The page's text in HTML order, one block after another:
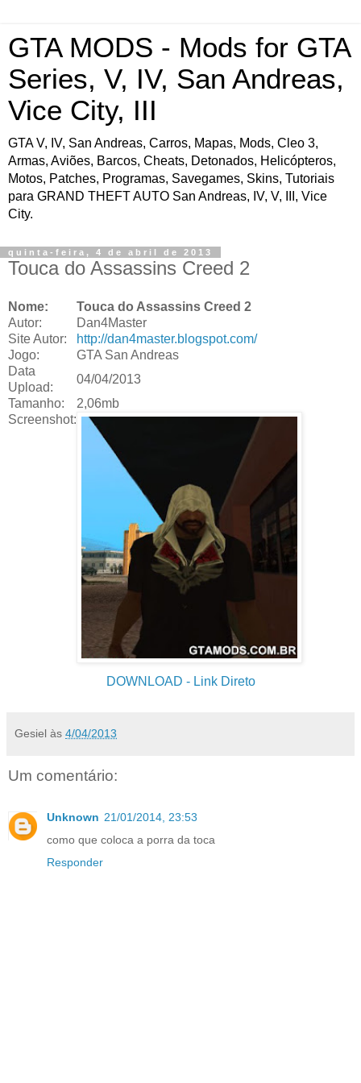
GTA MODS - Mods for GTA
Series, V, IV, San Andreas,
Vice City, III
GTA V, IV, San Andreas, Carros, Mapas, Mods, Cleo 3,
Armas, Aviões, Barcos, Cheats, Detonados, Helicópteros,
Motos, Patches, Programas, Savegames, Skins, Tutoriais
para GRAND THEFT AUTO San Andreas, IV, V, III, Vice
City.
quinta-feira, 4 de abril de 2013
Touca do Assassins Creed 2
Nome:
Touca do Assassins Creed 2
Autor:
Dan4Master
Site Autor:
http://dan4master.blogspot.com/
Jogo:
GTA San Andreas
Data
Upload:
04/04/2013
Tamanho:
2,06mb
Screenshot:
DOWNLOAD - Link Direto
Gesiel às 4/04/2013
Um comentário:
Unknown 21/01/2014, 23:53
como que coloca a porra da toca
Responder